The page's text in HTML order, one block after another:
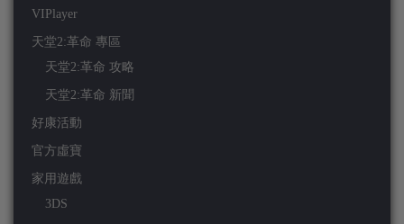
VIPlayer
天堂2:革命 專區
天堂2:革命 攻略
天堂2:革命 新聞
好康活動
官方虛寶
家用遊戲
3DS